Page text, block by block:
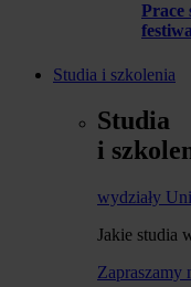
Prace
Studia i szkolenia
Studia
i
wydziały
Jakie studia
Zapraszamy